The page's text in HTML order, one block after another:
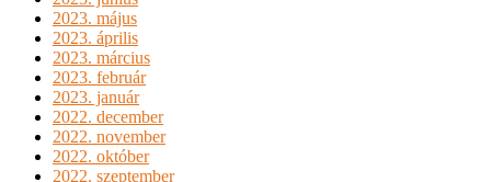
2023. május
2023. április
2023. március
2023. február
2023. január
2022. december
2022. november
2022. október
2022. szeptember